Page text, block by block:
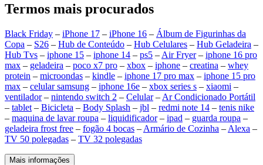
Termos mais procurados
Black Friday – iPhone 17 – iPhone 16 – Álbum de Figurinhas da
Copa – S26 – Hub de Conteúdo – Hub Celulares – Hub Geladeira –
Hub Tvs – iphone 15 – iphone 14 – ps5 – Air Fryer– iphone 16 pro
max – geladeira – poco x7 pro – xbox – iphone – creatina – whey
protein – microondas – kindle – iphone 17 pro max – iphone 15 pro
max – celular samsung – iphone 16e – xbox series s – xiaomi –
ventilador– nintendo switch 2 – Celular– Ar Condicionado Portátil
– tablet – Bicicleta – Body Splash – jbl – redmi note 14 – tenis nike
– maquina de lavar roupa – liquidificador– ipad – guarda roupa –
geladeira frost free – fogão 4 bocas – Armário de Cozinha – Alexa –
TV 50 polegadas – TV 32 polegadas
Mais informações